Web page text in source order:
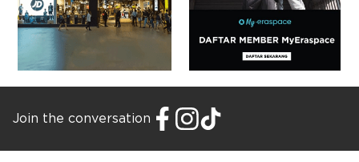
Join the conversation